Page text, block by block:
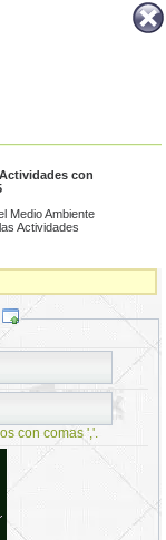
con
Medio Ambiente
Actividades
con comas ','.